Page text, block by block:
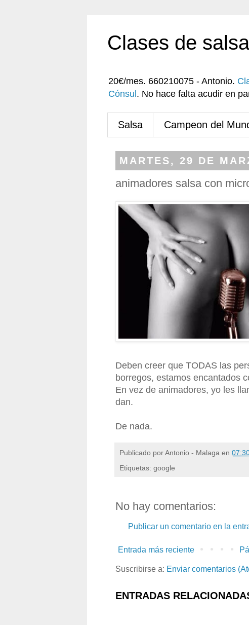
Clases de
20€/mes. 660210075 - Antonio.
Cónsul . No hace falta acudir en
Salsa Campeon del
MARTES, 29 DE
animadores salsa con
Deben creer que TODAS las
borregos, estamos encantados
En vez de animadores, yo les
dan.
De nada.
Publicado porAntonio - Malaga en
Etiquetas: google
No hay comentarios:
Publicar un comentario en la
Entrada más reciente
Suscribirse a: Enviar comentarios
ENTRADAS